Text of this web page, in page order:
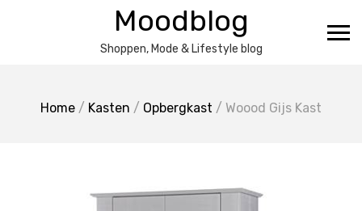
Moodblog
Shoppen, Mode & Lifestyle blog
Home / Kasten / Opbergkast / Woood Gijs Kast